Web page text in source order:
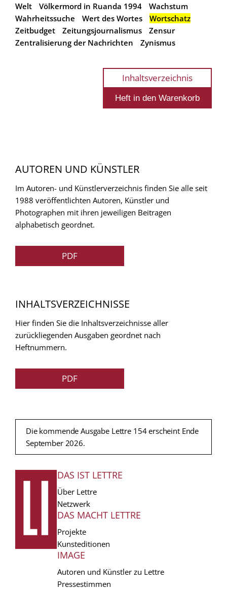
Welt
Völkermord in Ruanda 1994
Wachstum
Wahrheitssuche
Wert des Wortes
Wortschatz
Zeitbudget
Zeitungsjournalismus
Zensur
Zentralisierung der Nachrichten
Zynismus
Inhaltsverzeichnis
AUTOREN UND KÜNSTLER
Im Autoren- und Künstlerverzeichnis finden Sie alle seit
1988 veröffentlichten Autoren, Künstler und
Photographen mit ihren jeweiligen Beitragen
alphabetisch geordnet.
PDF
INHALTSVERZEICHNISSE
Hier finden Sie die Inhaltsverzeichnisse aller
zurückliegenden Ausgaben geordnet nach
Heftnummern.
PDF
Die kommende Ausgabe Lettre 154 erscheint Ende
September 2026.
FUSSZEILE
DAS IST LETTRE
Über Lettre
Netzwerk
DAS MACHT LETTRE
Projekte
Kunsteditionen
IMAGE
Autoren und Künstler zu Lettre
Pressestimmen